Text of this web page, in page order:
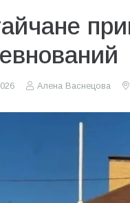
Алена Васнецова